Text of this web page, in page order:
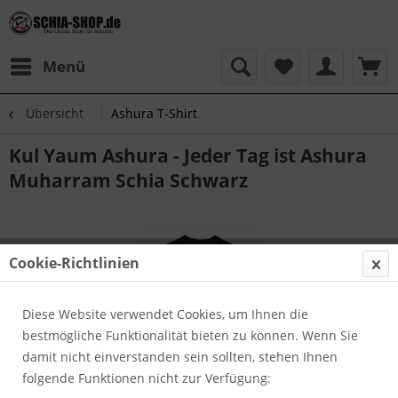
Menü
Übersicht Ashura T-Shirt
Kul Yaum Ashura - Jeder Tag ist Ashura
Muharram Schia Schwarz
Cookie-Richtlinien
Diese Website verwendet Cookies, um Ihnen die
bestmögliche Funktionalität bieten zu können. Wenn Sie
damit nicht einverstanden sein sollten, stehen Ihnen
folgende Funktionen nicht zur Verfügung: